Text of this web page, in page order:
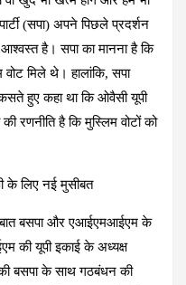
(सपा) अपने पिछले प्रदर्शन
है। सपा का मानना है कि
मिले थे। हालांकि, सपा
हुए कहा था कि ओवैसी यूपी
रणनीति है कि मुस्लिम वोटों को
के लिए नई मुसीबत
बात बसपा और एआईएमआईएम के
की यूपी इकाई के अध्यक्ष
बसपा के साथ गठबंधन की